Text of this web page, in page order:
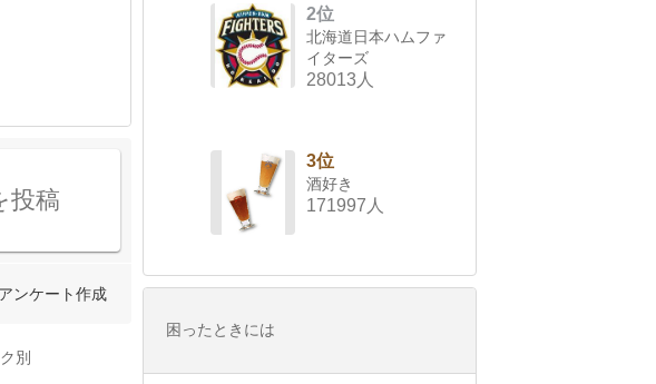
投稿
アンケート作成
別
2位
北海道日本ハムファ
イターズ
28013人
3位
酒好き
171997人
困ったときには